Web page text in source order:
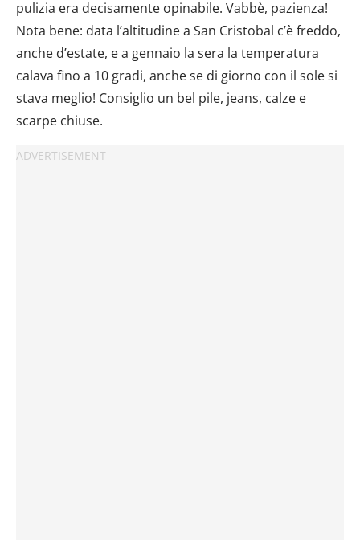
pulizia era decisamente opinabile. Vabbè, pazienza!
Nota bene: data l’altitudine a San Cristobal c’è freddo,
anche d’estate, e a gennaio la sera la temperatura
calava fino a 10 gradi, anche se di giorno con il sole si
stava meglio! Consiglio un bel pile, jeans, calze e
scarpe chiuse.